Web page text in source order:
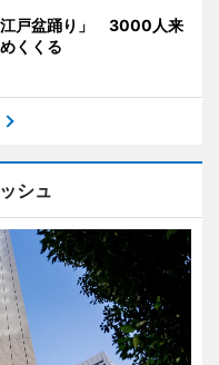
江戸盆踊り」 3000人来
くくる
シュ